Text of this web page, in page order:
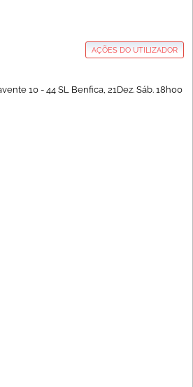
AÇÕES DO UTILIZADOR
10 - 44 SL Benfica, 21Dez. Sáb. 18h00